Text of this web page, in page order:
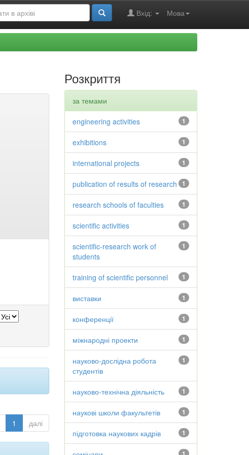
Мова
Вхід:
1 далі
Розкриття
за темами
1
engineering activities
1
exhibitions
1
international projects
1
publication of results of research
1
research schools of faculties
1
scientific activities
1
scientific-research work of
students
1
training of scientific personnel
1
виставки
1
конференції
1
міжнародні проекти
1
науково-дослідна робота
студентів
1
науково-технічна діяльність
1
наукові школи факультетів
1
підготовка наукових кадрів